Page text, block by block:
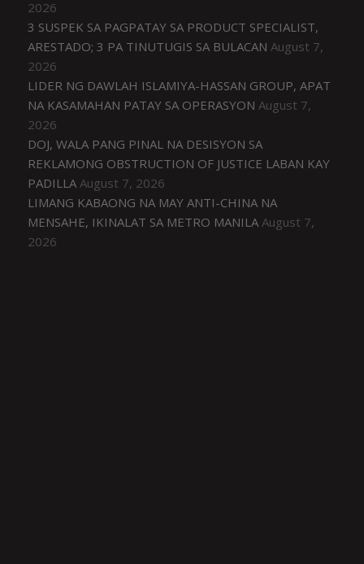
2026
3 SUSPEK SA PAGPATAY SA PRODUCT SPECIALIST,
ARESTADO; 3 PA TINUTUGIS SA BULACAN August 7,
2026
LIDER NG DAWLAH ISLAMIYA-HASSAN GROUP, APAT
NA KASAMAHAN PATAY SA OPERASYON August 7,
2026
DOJ, WALA PANG PINAL NA DESISYON SA
REKLAMONG OBSTRUCTION OF JUSTICE LABAN KAY
PADILLA August 7, 2026
LIMANG KABAONG NA MAY ANTI-CHINA NA
MENSAHE, IKINALAT SA METRO MANILA August 7,
2026